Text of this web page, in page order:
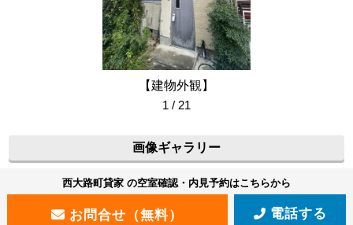
【建物外観】
1 / 21
画像ギャラリー
西大路町貸家 の空室確認・内見予約はこちらから
電話する